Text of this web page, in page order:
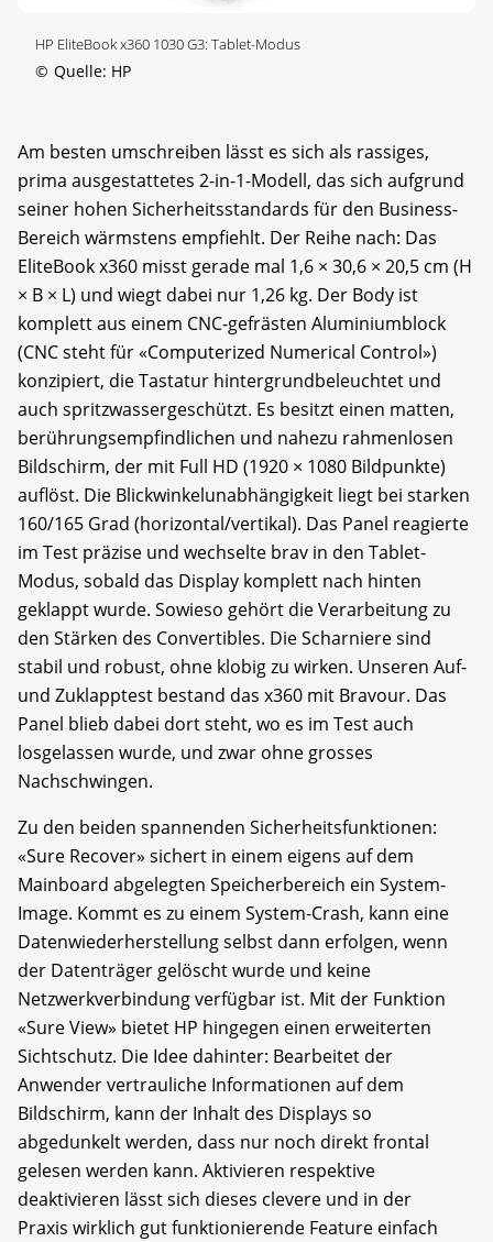
HP EliteBook x360 1030 G3: Tablet-Modus
© Quelle: HP
Am besten umschreiben lässt es sich als rassiges,
prima ausgestattetes 2-in-1-Modell, das sich aufgrund
seiner hohen Sicherheitsstandards für den Business-
Bereich wärmstens empfiehlt. Der Reihe nach: Das
EliteBook x360 misst gerade mal 1,6 × 30,6 × 20,5 cm (H
× B × L) und wiegt dabei nur 1,26 kg. Der Body ist
komplett aus einem CNC-gefrästen Aluminiumblock
(CNC steht für «Computerized Numerical Control»)
konzipiert, die Tastatur hintergrundbeleuchtet und
auch spritzwassergeschützt. Es besitzt einen matten,
berührungsempfindlichen und nahezu rahmenlosen
Bildschirm, der mit Full HD (1920 × 1080 Bildpunkte)
auflöst. Die Blickwinkelunabhängigkeit liegt bei starken
160/165 Grad (horizontal/vertikal). Das Panel reagierte
im Test präzise und wechselte brav in den Tablet-
Modus, sobald das Display komplett nach hinten
geklappt wurde. Sowieso gehört die Verarbeitung zu
den Stärken des Convertibles. Die Scharniere sind
stabil und robust, ohne klobig zu wirken. Unseren Auf-
und Zuklapptest bestand das x360 mit Bravour. Das
Panel blieb dabei dort steht, wo es im Test auch
losgelassen wurde, und zwar ohne grosses
Nachschwingen.
Zu den beiden spannenden Sicherheitsfunktionen:
«Sure Recover» sichert in einem eigens auf dem
Mainboard abgelegten Speicherbereich ein System-
Image. Kommt es zu einem System-Crash, kann eine
Datenwiederherstellung selbst dann erfolgen, wenn
der Datenträger gelöscht wurde und keine
Netzwerkverbindung verfügbar ist. Mit der Funktion
«Sure View» bietet HP hingegen einen erweiterten
Sichtschutz. Die Idee dahinter: Bearbeitet der
Anwender vertrauliche Informationen auf dem
Bildschirm, kann der Inhalt des Displays so
abgedunkelt werden, dass nur noch direkt frontal
gelesen werden kann. Aktivieren respektive
deaktivieren lässt sich dieses clevere und in der
Praxis wirklich gut funktionierende Feature einfach